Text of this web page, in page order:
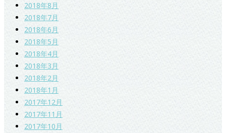
2018年8月
2018年7月
2018年6月
2018年5月
2018年4月
2018年3月
2018年2月
2018年1月
2017年12月
2017年11月
2017年10月